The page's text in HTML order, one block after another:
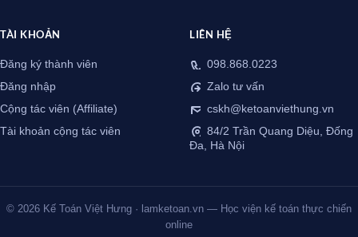
TÀI KHOẢN
Đăng ký thành viên
Đăng nhập
Cộng tác viên (Affiliate)
Tài khoản cộng tác viên
LIÊN HỆ
098.868.0223
Zalo tư vấn
cskh@ketoanviethung.vn
84/2 Trần Quang Diệu, Đống
Đa, Hà Nội
© 2026 Kế Toán Việt Hưng · lamketoan.vn — Học viện kế toán thực chiến
online